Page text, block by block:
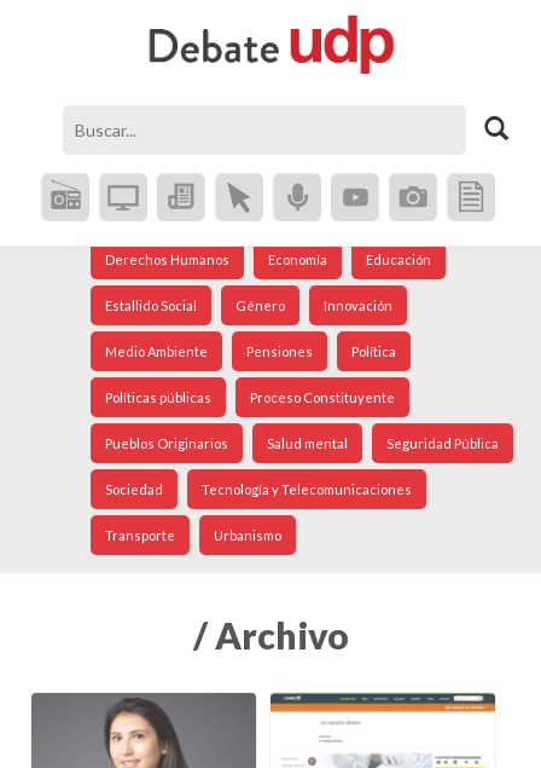
Coronavirus Crisis Social Democracia
Derechos Humanos Economía Educación
Estallido Social Género Innovación
Medio Ambiente Pensiones Política
Políticas públicas Proceso Constituyente
Pueblos Originarios Salud mental Seguridad Pública
Sociedad Tecnología y Telecomunicaciones
Transporte Urbanismo
/ Archivo